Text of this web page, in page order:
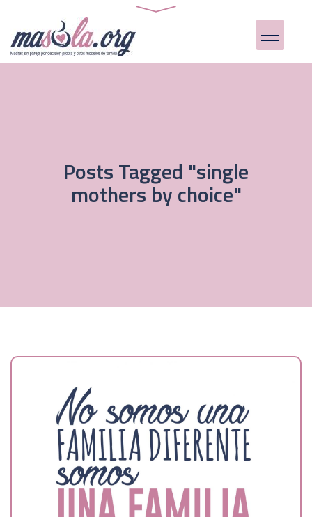
Posts Tagged "single
mothers by choice"